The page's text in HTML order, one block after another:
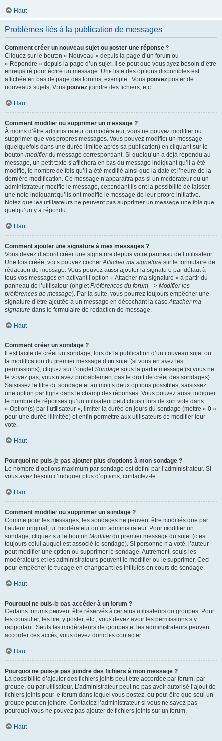
Haut
Problèmes liés à la publication de messages
Comment créer un nouveau sujet ou poster une réponse ?
Cliquez sur le bouton « Nouveau » depuis la page d’un forum ou
« Répondre » depuis la page d’un sujet. Il se peut que vous ayez besoin d’être
enregistré pour écrire un message. Une liste des options disponibles est
affichée en bas de page des forums, exemple : Vous pouvez poster de
nouveaux sujets, Vous pouvez joindre des fichiers, etc.
Haut
Comment modifier ou supprimer un message ?
À moins d’être administrateur ou modérateur, vous ne pouvez modifier ou
supprimer que vos propres messages. Vous pouvez modifier un message
(quelquefois dans une durée limitée après sa publication) en cliquant sur le
bouton modifierdu message correspondant. Si quelqu’un a déjà répondu au
message, un petit texte s’affichera en bas du message indiquant qu’il a été
modifié, le nombre de fois qu’il a été modifié ainsi que la date et l’heure de la
dernière modification. Ce message n’apparaîtra pas si un modérateur ou un
administrateur modifie le message, cependant ils ont la possibilité de laisser
une note indiquant qu’ils ont modifié le message de leur propre initiative.
Notez que les utilisateurs ne peuvent pas supprimer un message une fois que
quelqu’un y a répondu.
Haut
Comment ajouter une signature à mes messages ?
Vous devez d’abord créer une signature depuis votre panneau de l’utilisateur.
Une fois créée, vous pouvez cocherAttacher ma signature sur le formulaire de
rédaction de message. Vous pouvez aussi ajouter la signature par défaut à
tous vos messages en activant l’option « Attacher ma signature » à partir du
panneau de l’utilisateur (ongletPréférences du forum --> Modifier les
préférences de message). Par la suite, vous pourrez toujours empêcher une
signature d’être ajoutée à un message en décochant la caseAttacher ma
signature dans le formulaire de rédaction de message.
Haut
Comment créer un sondage ?
Il est facile de créer un sondage, lors de la publication d’un nouveau sujet ou
la modification du premier message d’un sujet (si vous en avez les
permissions), cliquez sur l’ongletSondage sous la partie message (si vous ne
le voyez pas, vous n’avez probablement pas le droit de créer des sondages).
Saisissez le titre du sondage et au moins deux options possibles, saisissez
une option par ligne dans le champ des réponses. Vous pouvez aussi indiquer
le nombre de réponses qu’un utilisateur peut choisir lors de son vote dans
« Option(s) par l’utilisateur », limiter la durée en jours du sondage (mettre « 0 »
pour une durée illimitée) et enfin permettre aux utilisateurs de modifier leur
vote.
Haut
Pourquoi ne puis-je pas ajouter plus d’options à mon sondage ?
Le nombre d’options maximum par sondage est défini par l’administrateur. Si
vous avez besoin d’indiquer plus d’options, contactez-le.
Haut
Comment modifier ou supprimer un sondage ?
Comme pour les messages, les sondages ne peuvent être modifiés que par
l’auteur original, un modérateur ou un administrateur. Pour modifier un
sondage, cliquez sur le bouton Modifierdu premier message du sujet (c’est
toujours celui auquel est associé le sondage). Si personne n’a voté, l’auteur
peut modifier une option ou supprimer le sondage. Autrement, seuls les
modérateurs et les administrateurs peuvent le modifier ou le supprimer. Ceci
pour empêcher le trucage en changeant les intitulés en cours de sondage.
Haut
Pourquoi ne puis-je pas accéder à un forum ?
Certains forums peuvent être réservés à certains utilisateurs ou groupes. Pour
les consulter, les lire, y poster, etc., vous devez avoir les permissions s’y
rapportant. Seuls les modérateurs de groupes et les administrateurs peuvent
accorder ces accès, vous devez donc les contacter.
Haut
Pourquoi ne puis-je pas joindre des fichiers à mon message ?
La possibilité d’ajouter des fichiers joints peut être accordée par forum, par
groupe, ou par utilisateur. L’administrateur peut ne pas avoir autorisé l’ajout de
fichiers joints pour le forum dans lequel vous postez, ou peut-être que seul un
groupe peut en joindre. Contactez l’administrateur si vous ne savez pas
pourquoi vous ne pouvez pas ajouter de fichiers joints sur un forum.
Haut